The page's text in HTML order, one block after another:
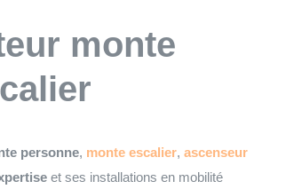
monte
personne, monte escalier, ascenseur
et ses installations en mobilité